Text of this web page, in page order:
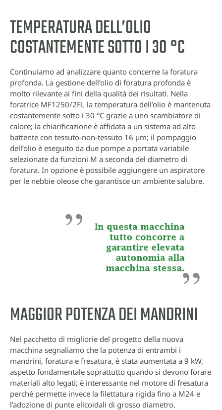
TEMPERATURA DELL’OLIO
COSTANTEMENTE SOTTO I 30 °C
Continuiamo ad analizzare quanto concerne la foratura
profonda. La gestione dell’olio di foratura profonda è
molto rilevante ai fini della qualità dei risultati. Nella
foratrice MF1250/2FL la temperatura dell’olio è mantenuta
costantemente sotto i 30 °C grazie a uno scambiatore di
calore; la chiarificazione è affidata a un sistema ad alto
battente con tessuto-non-tessuto 16 µm; il pompaggio
dell’olio è eseguito da due pompe a portata variabile
selezionate da funzioni M a seconda del diametro di
foratura. In opzione è possibile aggiungere un aspiratore
per le nebbie oleose che garantisce un ambiente salubre.
MAGGIOR POTENZA DEI MANDRINI
Nel pacchetto di migliorie del progetto della nuova
macchina segnaliamo che la potenza di entrambi i
mandrini, foratura e fresatura, è stata aumentata a 9 kW,
aspetto fondamentale soprattutto quando si devono forare
materiali alto legati; è interessante nel motore di fresatura
perché permette invece la filettatura rigida fino a M24 e
l’adozione di punte elicoidali di grosso diametro.